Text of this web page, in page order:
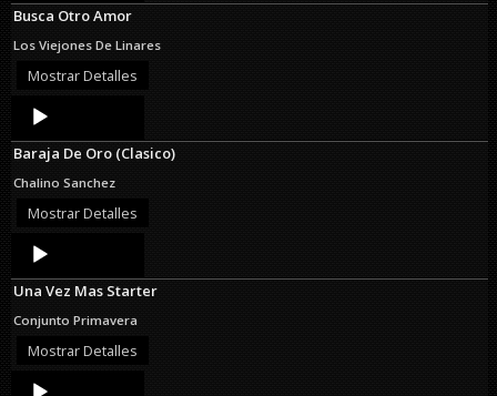
Busca Otro Amor
Los Viejones De Linares
Mostrar Detalles
Audio
Player
Baraja De Oro (Clasico)
Chalino Sanchez
Mostrar Detalles
Audio
Player
Una Vez Mas Starter
Conjunto Primavera
Mostrar Detalles
Audio